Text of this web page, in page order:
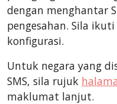
dengan menghantar
pengesahan. Sila ikuti
konfigurasi.
Untuk negara yang
SMS, sila rujuk
maklumat lanjut.